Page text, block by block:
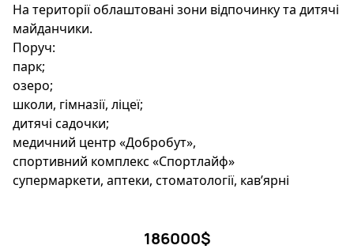
На території облаштовані зони відпочинку та дитячі
майданчики.
Поруч:
парк;
озеро;
школи, гімназії, ліцеї;
дитячі садочки;
медичний центр «Добробут»,
спортивний комплекс «Спортлайф»
супермаркети, аптеки, стоматології, кавʼярні
186000$